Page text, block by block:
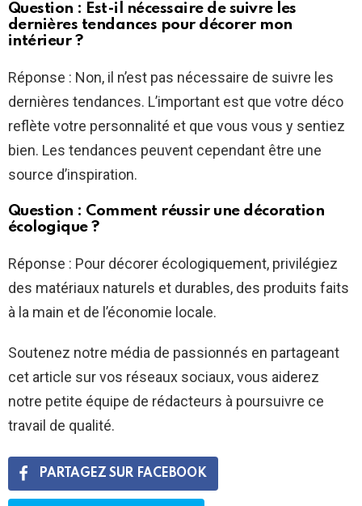
Question : Est-il nécessaire de suivre les
dernières tendances pour décorer mon
intérieur ?
Réponse : Non, il n’est pas nécessaire de suivre les
dernières tendances. L’important est que votre déco
reflète votre personnalité et que vous vous y sentiez
bien. Les tendances peuvent cependant être une
source d’inspiration.
Question : Comment réussir une décoration
écologique ?
Réponse : Pour décorer écologiquement, privilégiez
des matériaux naturels et durables, des produits faits
à la main et de l’économie locale.
Soutenez notre média de passionnés en partageant
cet article sur vos réseaux sociaux, vous aiderez
notre petite équipe de rédacteurs à poursuivre ce
travail de qualité.
PARTAGEZ SUR FACEBOOK